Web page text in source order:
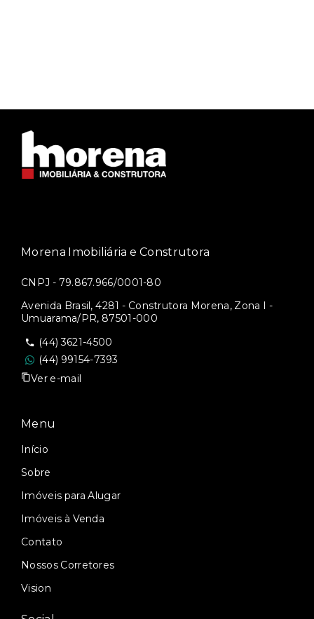
Morena Imobiliária e Construtora
CNPJ - 79.867.966/0001-80
Avenida Brasil, 4281 - Construtora Morena, Zona I -
Umuarama/PR, 87501-000
(44) 3621-4500
(44) 99154-7393
Ver e-mail
Menu
Início
Sobre
Imóveis para Alugar
Imóveis à Venda
Contato
Nossos Corretores
Vision